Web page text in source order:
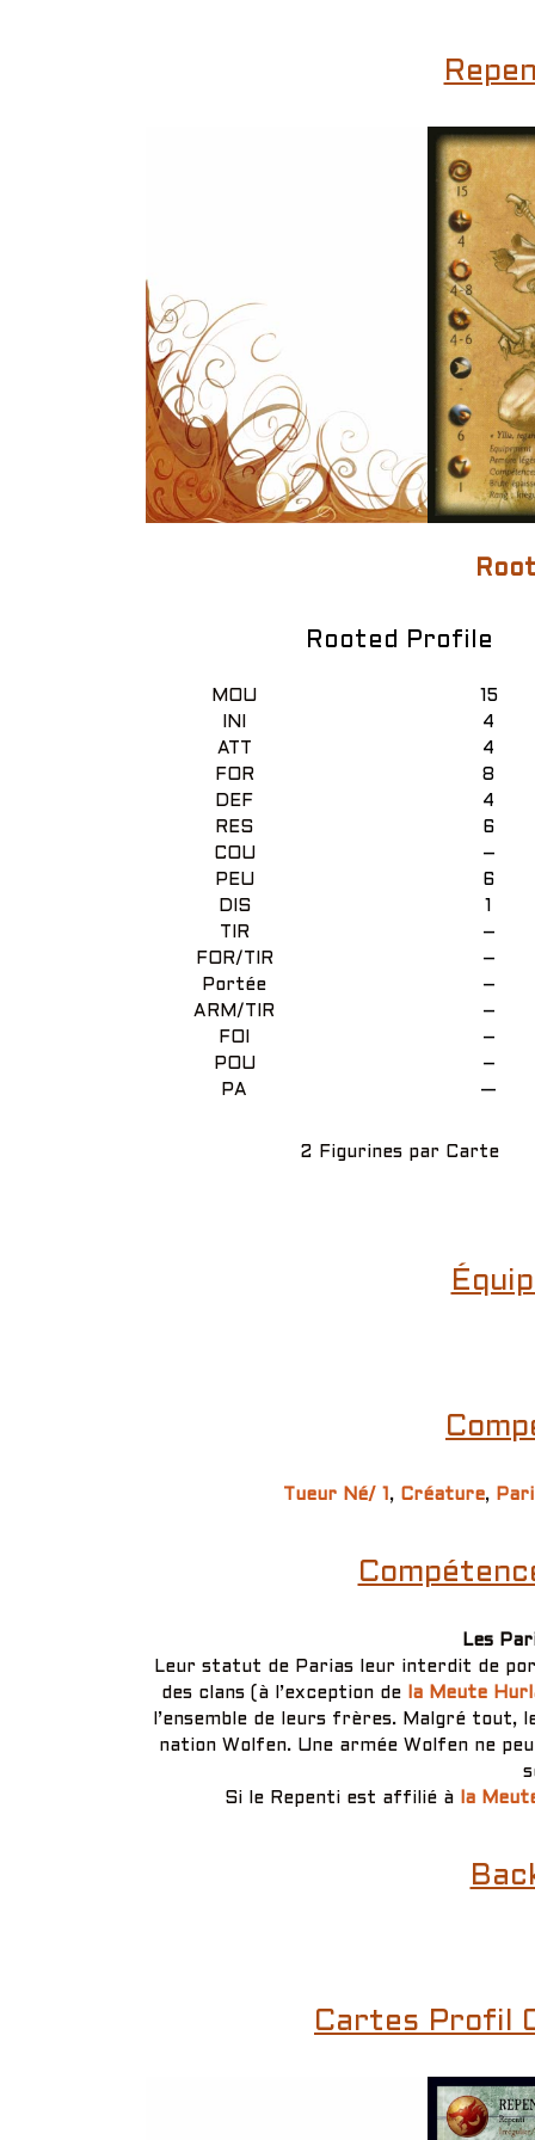
Rooted Profile
MOU
INI
ATT
FOR
DEF
RES
COU
PEU
DIS
TIR
FOR/TIR
Portée
ARM/TIR
FOI
POU
PA
15
4
4
8
4
6
–
6
1
–
–
–
–
–
–
—
2 Figurines par Carte
Tueur Né/ 1 , Créature,
Les
Leur statut de Parias leur interdit de
des clans (à l’exception de
la Meute
l’ensemble de leurs frères. Malgré tout,
nation Wolfen. Une armée Wolfen ne
Si le Repenti est affilié à
la
Cartes Profil